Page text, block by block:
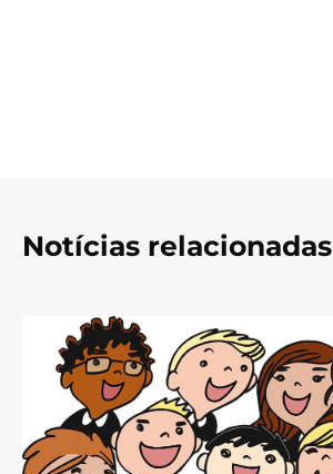
Notícias relacionadas